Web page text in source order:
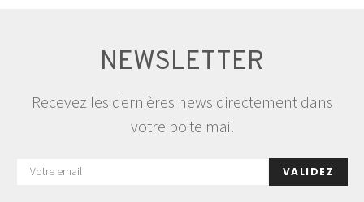
NEWSLETTER
Recevez les dernières news directement dans
votre boite mail
VALIDEZ